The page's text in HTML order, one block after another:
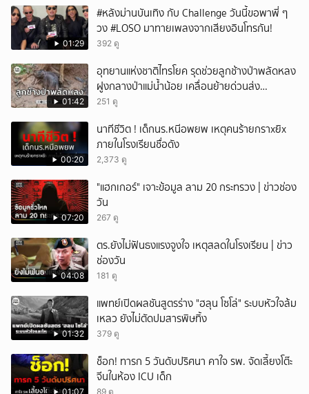
01:29
#หลังม่านบันเทิง กับ Challenge วันนี้ขอพาพี่ ๆ
วง #LOSO มาทายเพลงจากเสียงอินโทรกัน!
392 ดู
01:42
อุทยานแห่งชาติไทรโยค รุดช่วยลูกช้างป่าพลัดหลง
ฝูงกลางป่าแม่น้ำน้อย เคลื่อนย้ายด่วนส่ง
สัตวแพทย์ดูแลใกล้ชิด
251 ดู
00:20
นาทีชีวิต ! เด็กนร.หนีอพยพ เหตุคนร้ายกราxยิx
ภายในโรงเรียนชื่อดัง
2,373 ดู
07:20
"แฮกเกอร์" เจาะข้อมูล ลาม 20 กระทรวง | ข่าวช่อง
วัน
267 ดู
04:08
ตร.ยังไม่ฟันธงแรงจูงใจ เหตุสลดในโรงเรียน | ข่าว
ช่องวัน
181 ดู
01:32
แพทย์เปิดผลชันสูตรร่าง "ฮลุน โซโล่" ระบบหัวใจล้ม
เหลว ยังไม่ตัดปมสารพิษทิ้ง
379 ดู
01:07
ช็อก! ทารก 5 วันดับปริศนา คาใจ รพ. จัดเลี้ยงโต๊ะ
จีนในห้อง ICU เด็ก
89 ดู